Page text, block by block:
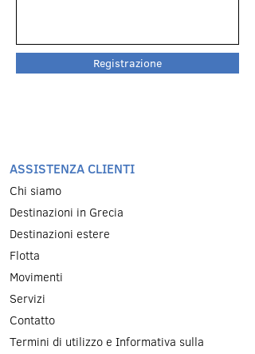
Registrazione
ASSISTENZA CLIENTI
Chi siamo
Destinazioni in Grecia
Destinazioni estere
Flotta
Movimenti
Servizi
Contatto
Termini di utilizzo e Informativa sulla